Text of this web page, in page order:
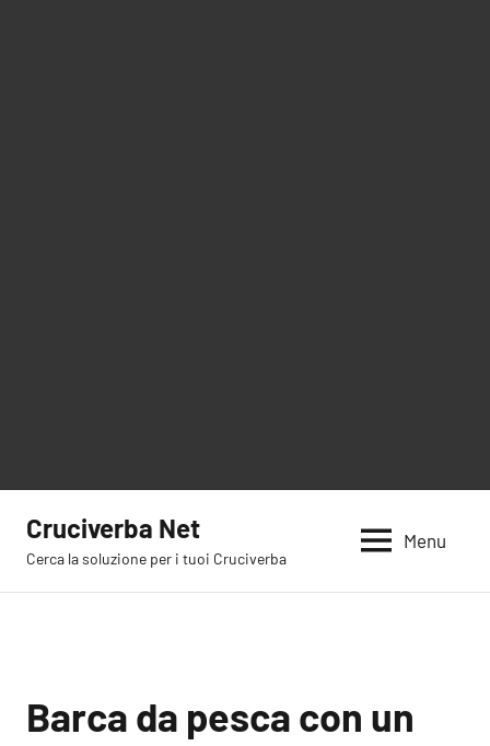
contenuto
Cruciverba Net
Cerca la soluzione per i tuoi Cruciverba
Menu
Barca da pesca con un